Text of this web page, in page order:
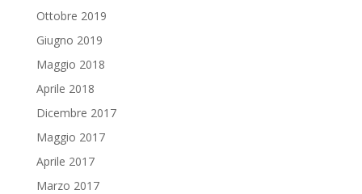
Ottobre 2019
Giugno 2019
Maggio 2018
Aprile 2018
Dicembre 2017
Maggio 2017
Aprile 2017
Marzo 2017